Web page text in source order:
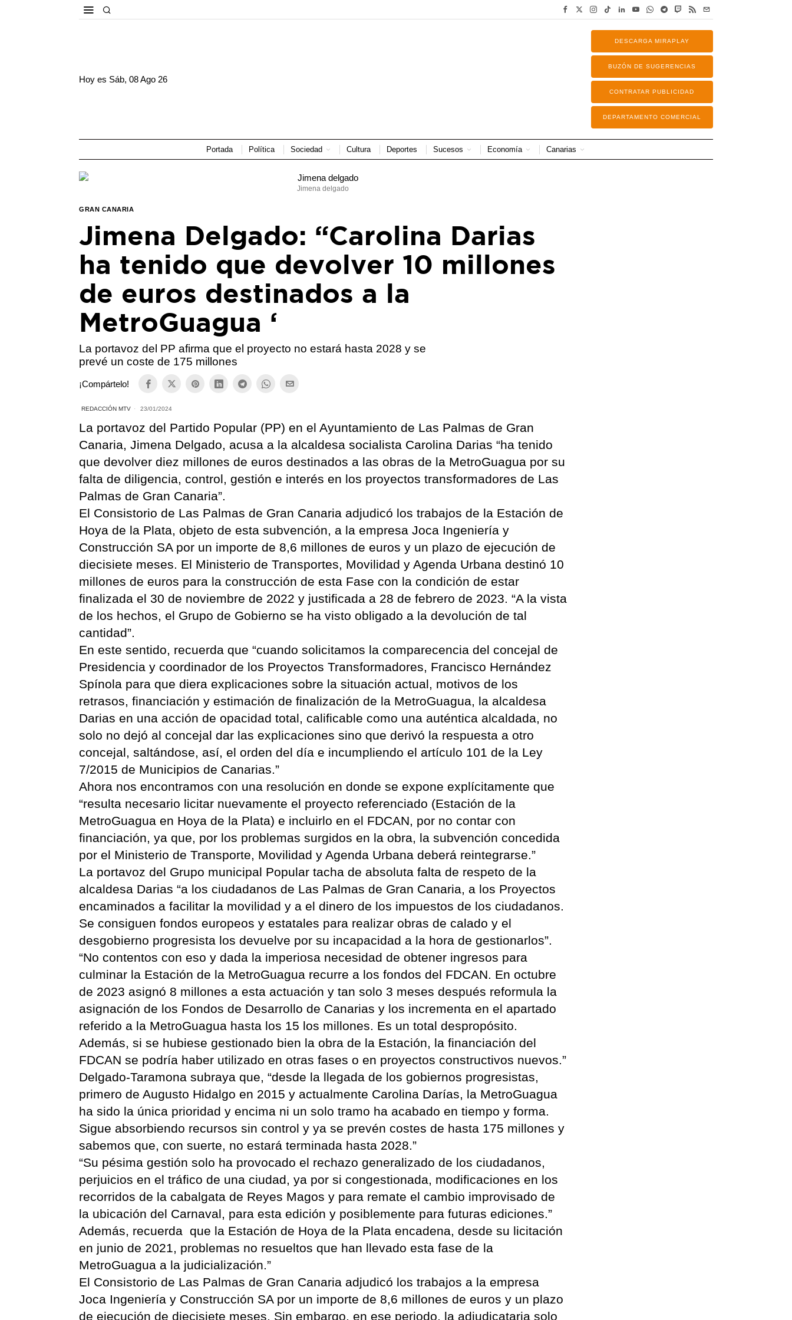
Hoy es Sáb, 08 Ago 26
DESCARGA MIRAPLAY
BUZÓN DE SUGERENCIAS
CONTRATAR PUBLICIDAD
DEPARTAMENTO COMERCIAL
Portada Política Sociedad Cultura Deportes Sucesos Economía Canarias
Jimena delgado
GRAN CANARIA
Jimena Delgado: “Carolina Darias
ha tenido que devolver 10 millones
de euros destinados a la
MetroGuagua ‘
La portavoz del PP afirma que el proyecto no estará hasta 2028 y se
prevé un coste de 175 millones
¡Compártelo!
REDACCIÓN MTV 23/01/2024
La portavoz del Partido Popular (PP) en el Ayuntamiento de Las Palmas de Gran
Canaria, Jimena Delgado, acusa a la alcaldesa socialista Carolina Darias “ha tenido
que devolver diez millones de euros destinados a las obras de la MetroGuagua por su
falta de diligencia, control, gestión e interés en los proyectos transformadores de Las
Palmas de Gran Canaria”.
El Consistorio de Las Palmas de Gran Canaria adjudicó los trabajos de la Estación de
Hoya de la Plata, objeto de esta subvención, a la empresa Joca Ingeniería y
Construcción SA por un importe de 8,6 millones de euros y un plazo de ejecución de
diecisiete meses. El Ministerio de Transportes, Movilidad y Agenda Urbana destinó 10
millones de euros para la construcción de esta Fase con la condición de estar
finalizada el 30 de noviembre de 2022 y justificada a 28 de febrero de 2023. “A la vista
de los hechos, el Grupo de Gobierno se ha visto obligado a la devolución de tal
cantidad”.
En este sentido, recuerda que “cuando solicitamos la comparecencia del concejal de
Presidencia y coordinador de los Proyectos Transformadores, Francisco Hernández
Spínola para que diera explicaciones sobre la situación actual, motivos de los
retrasos, financiación y estimación de finalización de la MetroGuagua, la alcaldesa
Darias en una acción de opacidad total, calificable como una auténtica alcaldada, no
solo no dejó al concejal dar las explicaciones sino que derivó la respuesta a otro
concejal, saltándose, así, el orden del día e incumpliendo el artículo 101 de la Ley
7/2015 de Municipios de Canarias.”
Ahora nos encontramos con una resolución en donde se expone explícitamente que
“resulta necesario licitar nuevamente el proyecto referenciado (Estación de la
MetroGuagua en Hoya de la Plata) e incluirlo en el FDCAN, por no contar con
financiación, ya que, por los problemas surgidos en la obra, la subvención concedida
por el Ministerio de Transporte, Movilidad y Agenda Urbana deberá reintegrarse.”
La portavoz del Grupo municipal Popular tacha de absoluta falta de respeto de la
alcaldesa Darias “a los ciudadanos de Las Palmas de Gran Canaria, a los Proyectos
encaminados a facilitar la movilidad y a el dinero de los impuestos de los ciudadanos.
Se consiguen fondos europeos y estatales para realizar obras de calado y el
desgobierno progresista los devuelve por su incapacidad a la hora de gestionarlos”.
“No contentos con eso y dada la imperiosa necesidad de obtener ingresos para
culminar la Estación de la MetroGuagua recurre a los fondos del FDCAN. En octubre
de 2023 asignó 8 millones a esta actuación y tan solo 3 meses después reformula la
asignación de los Fondos de Desarrollo de Canarias y los incrementa en el apartado
referido a la MetroGuagua hasta los 15 los millones. Es un total despropósito.
Además, si se hubiese gestionado bien la obra de la Estación, la financiación del
FDCAN se podría haber utilizado en otras fases o en proyectos constructivos nuevos.”
Delgado-Taramona subraya que, “desde la llegada de los gobiernos progresistas,
primero de Augusto Hidalgo en 2015 y actualmente Carolina Darías, la MetroGuagua
ha sido la única prioridad y encima ni un solo tramo ha acabado en tiempo y forma.
Sigue absorbiendo recursos sin control y ya se prevén costes de hasta 175 millones y
sabemos que, con suerte, no estará terminada hasta 2028.”
“Su pésima gestión solo ha provocado el rechazo generalizado de los ciudadanos,
perjuicios en el tráfico de una ciudad, ya por si congestionada, modificaciones en los
recorridos de la cabalgata de Reyes Magos y para remate el cambio improvisado de
la ubicación del Carnaval, para esta edición y posiblemente para futuras ediciones.”
Además, recuerda que la Estación de Hoya de la Plata encadena, desde su licitación
en junio de 2021, problemas no resueltos que han llevado esta fase de la
MetroGuagua a la judicialización.”
El Consistorio de Las Palmas de Gran Canaria adjudicó los trabajos a la empresa
Joca Ingeniería y Construcción SA por un importe de 8,6 millones de euros y un plazo
de ejecución de diecisiete meses. Sin embargo, en ese periodo, la adjudicataria solo